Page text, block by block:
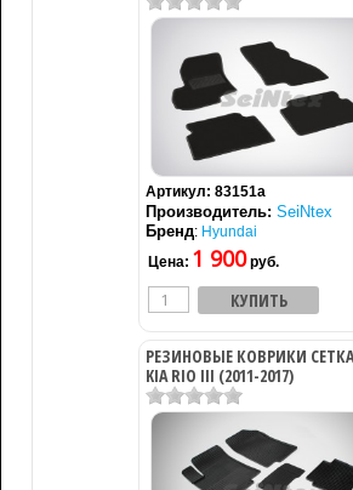
Артикул: 83151a
Производитель: SeiNtex
Бренд: Hyundai
Цена: 1 900руб.
РЕЗИНОВЫЕ КОВРИКИ
KIA RIO III (2011-2017)